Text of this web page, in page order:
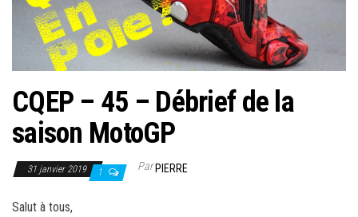
CQEP – 45 – Débrief de la
saison MotoGP
31 janvier 2019 1 ParPIERRE
Salut à tous,